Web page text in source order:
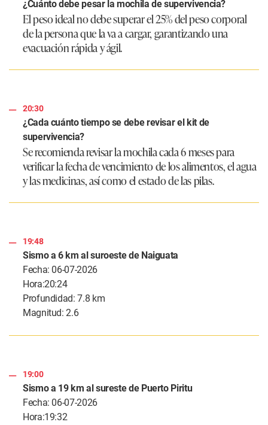
¿Cuánto debe pesar la mochila de supervivencia?
El peso ideal no debe superar el 25% del peso corporal
de la persona que la va a cargar, garantizando una
evacuación rápida y ágil.
20:30
¿Cada cuánto tiempo se debe revisar el kit de
supervivencia?
Se recomienda revisar la mochila cada 6 meses para
verificar la fecha de vencimiento de los alimentos, el agua
y las medicinas, así como el estado de las pilas.
19:48
Sismo a 6 km al suroeste de Naiguata
Fecha: 06-07-2026
Hora:20:24
Profundidad: 7.8 km
Magnitud: 2.6
19:00
Sismo a 19 km al sureste de Puerto Piritu
Fecha: 06-07-2026
Hora:19:32